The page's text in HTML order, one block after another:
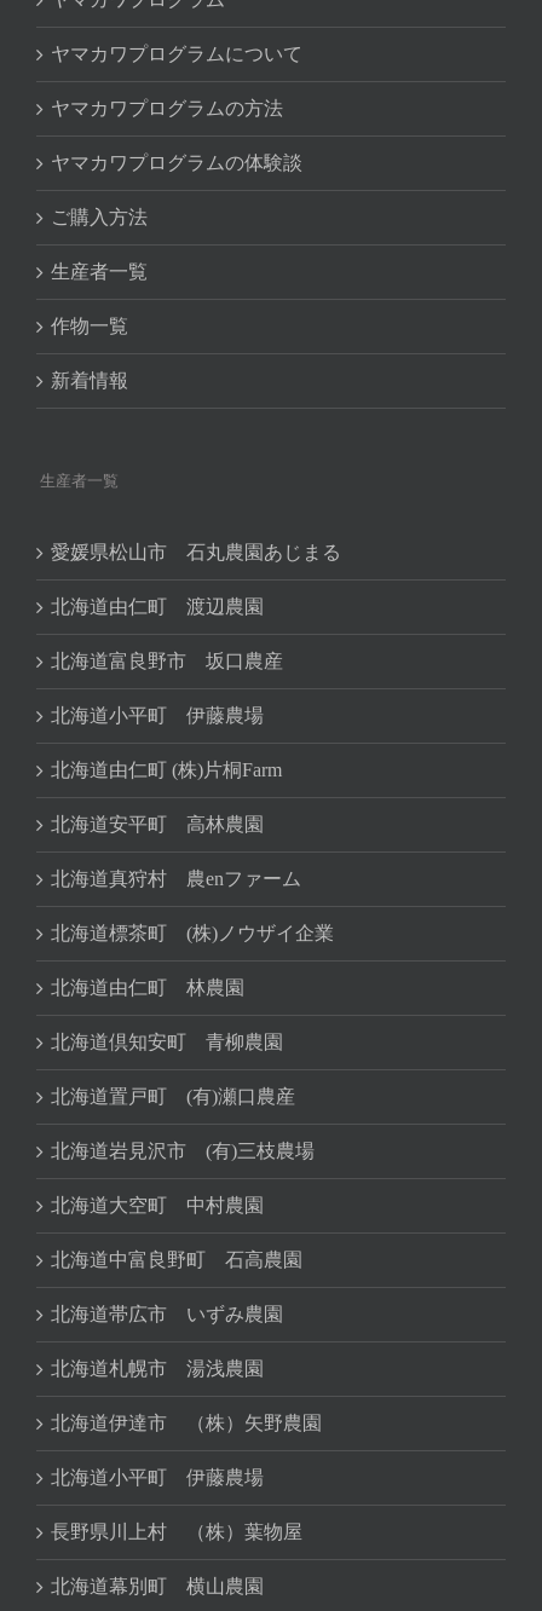
ヤマカワプログラムについて
ヤマカワプログラムの方法
ヤマカワプログラムの体験談
ご購入方法
生産者一覧
作物一覧
新着情報
生産者一覧
愛媛県松山市 石丸農園あじまる
北海道由仁町 渡辺農園
北海道富良野市 坂口農産
北海道小平町 伊藤農場
北海道由仁町 (株)片桐Farm
北海道安平町 高林農園
北海道真狩村 農enファーム
北海道標茶町 (株)ノウザイ企業
北海道由仁町 林農園
北海道倶知安町 青柳農園
北海道置戸町 (有)瀬口農産
北海道岩見沢市 (有)三枝農場
北海道大空町 中村農園
北海道中富良野町 石高農園
北海道帯広市 いずみ農園
北海道札幌市 湯浅農園
北海道伊達市 （株）矢野農園
北海道小平町 伊藤農場
長野県川上村 （株）葉物屋
北海道幕別町 横山農園